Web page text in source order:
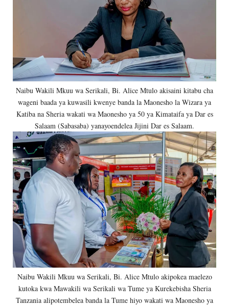
Naibu Wakili Mkuu wa Serikali, Bi. Alice Mtulo akisaini kitabu cha
wageni baada ya kuwasili kwenye banda la Maonesho la Wizara ya
Katiba na Sheria wakati wa Maonesho ya 50 ya Kimataifa ya Dar es
Salaam (Sabasaba) yanayoendelea Jijini Dar es Salaam.
Naibu Wakili Mkuu wa Serikali, Bi. Alice Mtulo akipokea maelezo
kutoka kwa Mawakili wa Serikali wa Tume ya Kurekebisha Sheria
Tanzania alipotembelea banda la Tume hiyo wakati wa Maonesho ya